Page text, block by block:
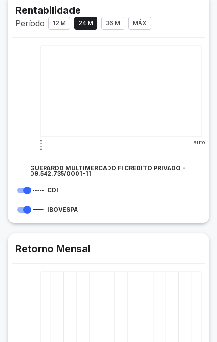
Rentabilidade
Período 12 M 24 M 36 M MÁX
0
0
auto
GUEPARDO MULTIMERCADO FI CREDITO PRIVADO -
09.542.735/0001-11
CDI
IBOVESPA
Retorno Mensal